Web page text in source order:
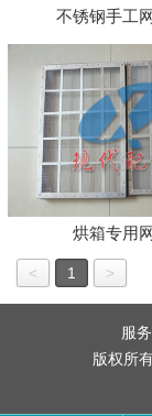
不锈钢手工
烘箱专用
< 1 >
服
版权所